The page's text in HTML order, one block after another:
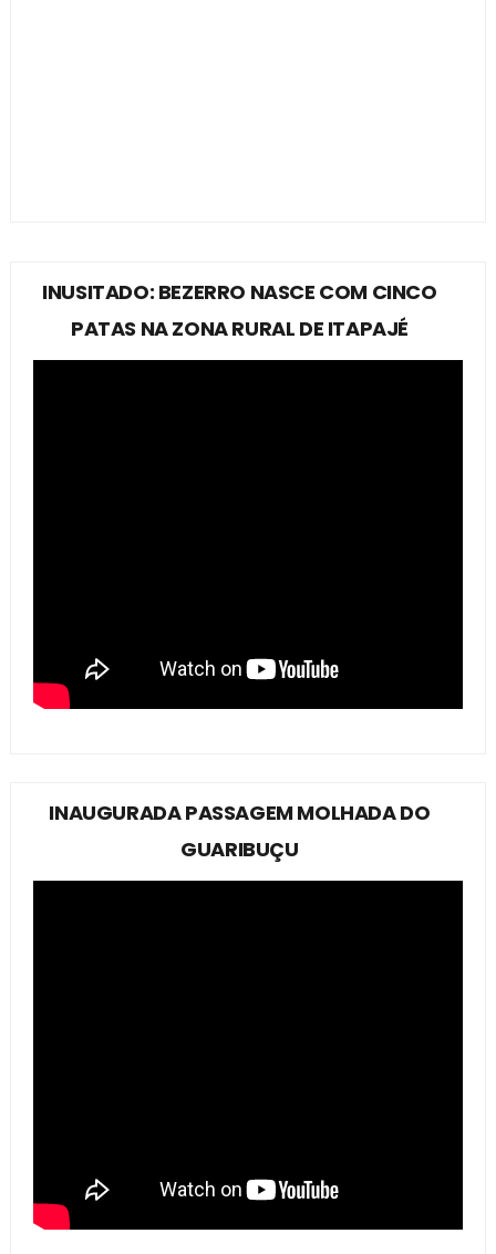
INUSITADO: BEZERRO NASCE COM CINCO
PATAS NA ZONA RURAL DE ITAPAJÉ
INAUGURADA PASSAGEM MOLHADA DO
GUARIBUÇU